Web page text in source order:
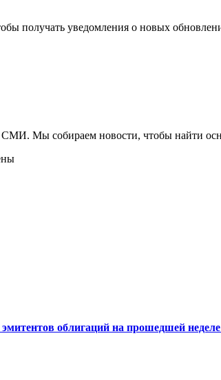
получать уведомления о новых
СМИ. Мы собираем новости, чтобы найти
облигаций на прошедшей неделе